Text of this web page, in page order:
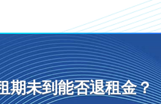
期未到能否退租金？